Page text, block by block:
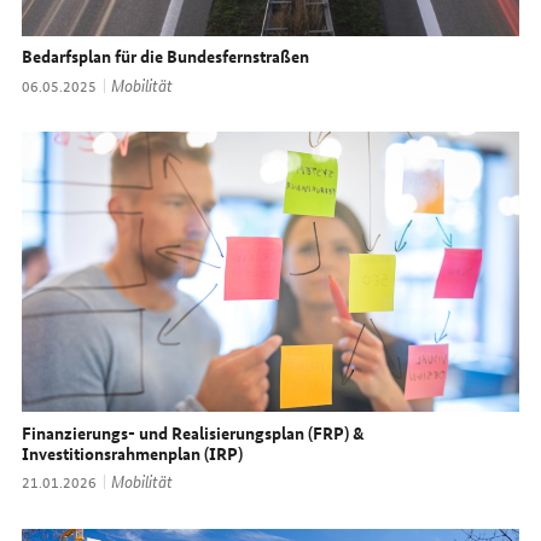
Bedarfsplan für die Bundesfernstraßen
Datum:
06.05.2025 Thema:
Mobilität
Finanzierungs- und Realisierungsplan (FRP) &
Investitionsrahmenplan (IRP)
Datum:
21.01.2026 Thema:
Mobilität